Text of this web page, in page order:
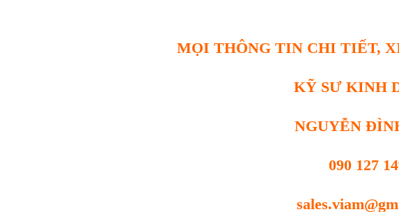
MỌI THÔNG TIN CHI TIẾT,
KỸ SƯ KINH
NGUYỄN
090 127